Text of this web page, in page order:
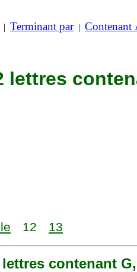
Terminant par| Contenant
lettres
12 13
contenant